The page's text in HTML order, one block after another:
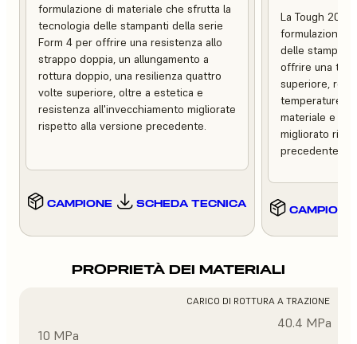
formulazione di materiale che sfrutta la
tecnologia delle stampanti della serie
Form 4 per offrire una resistenza allo
strappo doppia, un allungamento a
rottura doppio, una resilienza quattro
volte superiore, oltre a estetica e
resistenza all'invecchiamento migliorate
rispetto alla versione precedente.
CAMPIONE SCHEDA TECNICA
La Tough 2000
formulazione
delle
offrire una
superiore,
temperature,
materiale e un
migliorato
precedente.
CAMPIONE
PROPRIETÀ DEI MATERIALI
CARICO DI ROTTURA A TRAZIONE
10 MPa
40.4 MPa